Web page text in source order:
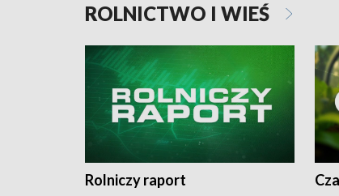
ROLNICTWO I WIEŚ
Rolniczy raport